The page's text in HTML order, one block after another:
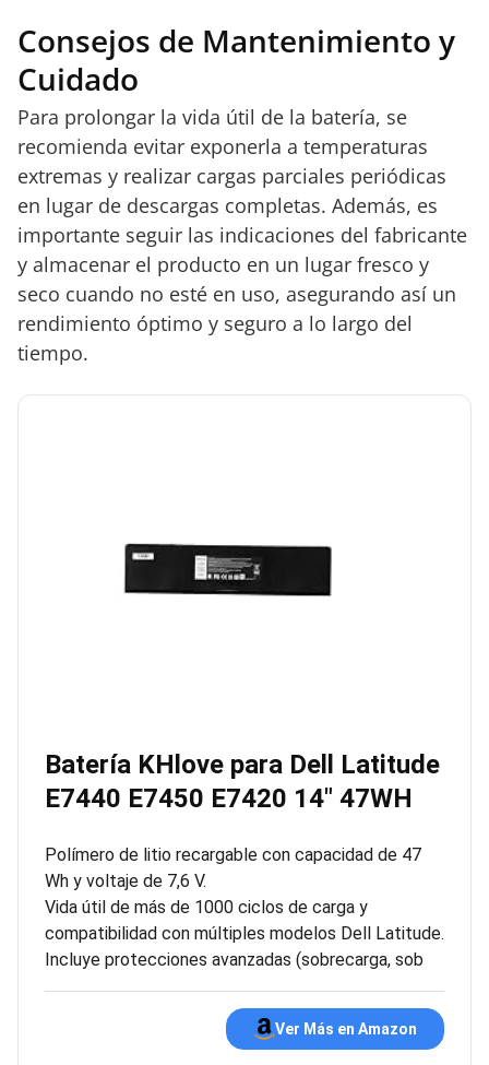
Consejos de Mantenimiento y
Cuidado
Para prolongar la vida útil de la batería, se
recomienda evitar exponerla a temperaturas
extremas y realizar cargas parciales periódicas
en lugar de descargas completas. Además, es
importante seguir las indicaciones del fabricante
y almacenar el producto en un lugar fresco y
seco cuando no esté en uso, asegurando así un
rendimiento óptimo y seguro a lo largo del
tiempo.
Batería KHlove para Dell Latitude
E7440 E7450 E7420 14″ 47WH
Polímero de litio recargable con capacidad de 47
Wh y voltaje de 7,6 V.
Vida útil de más de 1000 ciclos de carga y
compatibilidad con múltiples modelos Dell Latitude.
Incluye protecciones avanzadas (sobrecarga, sob
Ver Más en Amazon